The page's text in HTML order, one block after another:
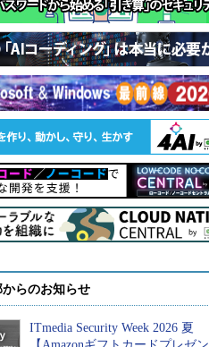
らのお知らせ
ITmedia Security Week 2026 夏